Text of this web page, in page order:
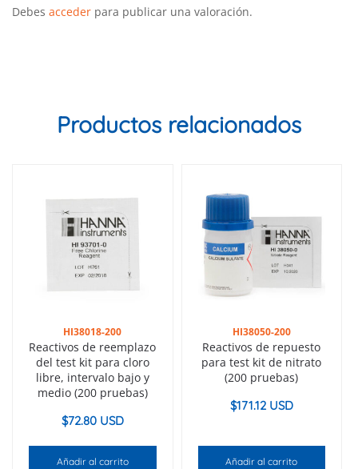
Debes acceder para publicar una valoración.
Productos relacionados
HI38018-200
Reactivos de reemplazo
del test kit para cloro
libre, intervalo bajo y
medio (200 pruebas)
$72.80 USD
Añadir al carrito
HI38050-200
Reactivos de repuesto
para test kit de nitrato
(200 pruebas)
$171.12 USD
Añadir al carrito